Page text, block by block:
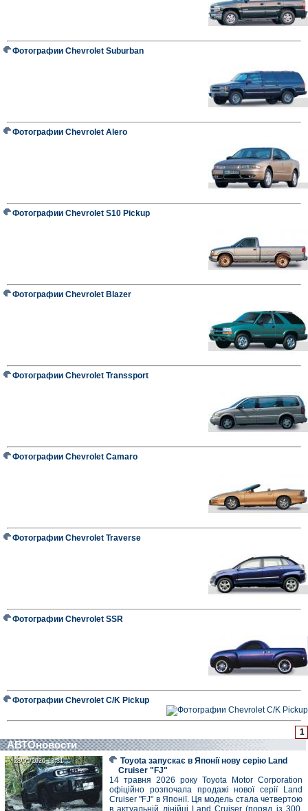
Фотографии Chevrolet Suburban
Фотографии Chevrolet Alero
Фотографии Chevrolet S10 Pickup
Фотографии Chevrolet Blazer
Фотографии Chevrolet Transsport
Фотографии Chevrolet Camaro
Фотографии Chevrolet Traverse
Фотографии Chevrolet SSR
Фотографии Chevrolet C/K Pickup
1
АВТОновости
28/05/2026 13:31
28/05/2026 13:31
Toyota запускає в Японії нову серію Land
Cruiser "FJ"
14 травня 2026 року Toyota Motor Corporation
офіційно розпочала продажі нової серії Land
Cruiser "FJ" в Японії. Ця модель стала четвертою
в актуальній лінійці Land Cruiser (поряд із 300,